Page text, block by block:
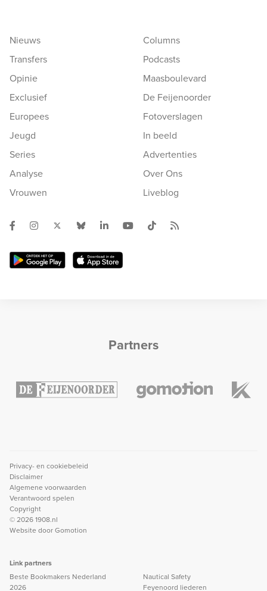
Nieuws
Transfers
Opinie
Exclusief
Europees
Jeugd
Series
Analyse
Vrouwen
Columns
Podcasts
Maasboulevard
De Feijenoorder
Fotoverslagen
In beeld
Advertenties
Over Ons
Liveblog
Partners
Privacy- en cookiebeleid
Disclaimer
Algemene voorwaarden
Verantwoord spelen
Copyright
© 2026 1908.nl
Website doorGomotion
Link partners
Beste Bookmakers Nederland
2026
Nautical Safety
Feyenoord liederen